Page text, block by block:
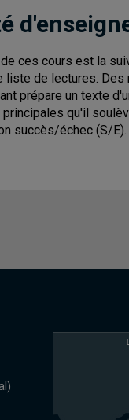
ces cours est la
liste de lectures.
prépare un texte
qu'il
succès/échec (S/E).